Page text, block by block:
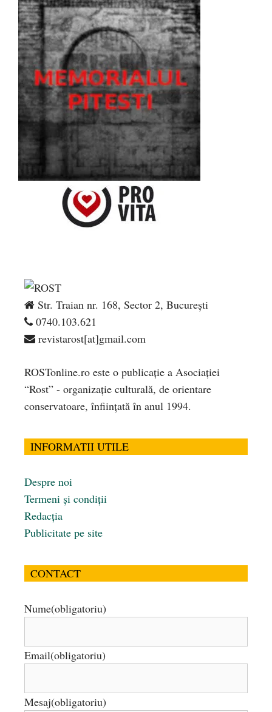
Str. Traian nr. 168, Sector 2, București
0740.103.621
revistarost[at]gmail.com
ROSTonline.ro este o publicaţie a Asociaţiei
“Rost” - organizaţie culturală, de orientare
conservatoare, înfiinţată în anul 1994.
INFORMATII UTILE
Despre noi
Termeni și condiții
Redacția
Publicitate pe site
CONTACT
Nume(obligatoriu)
Email(obligatoriu)
Mesaj(obligatoriu)